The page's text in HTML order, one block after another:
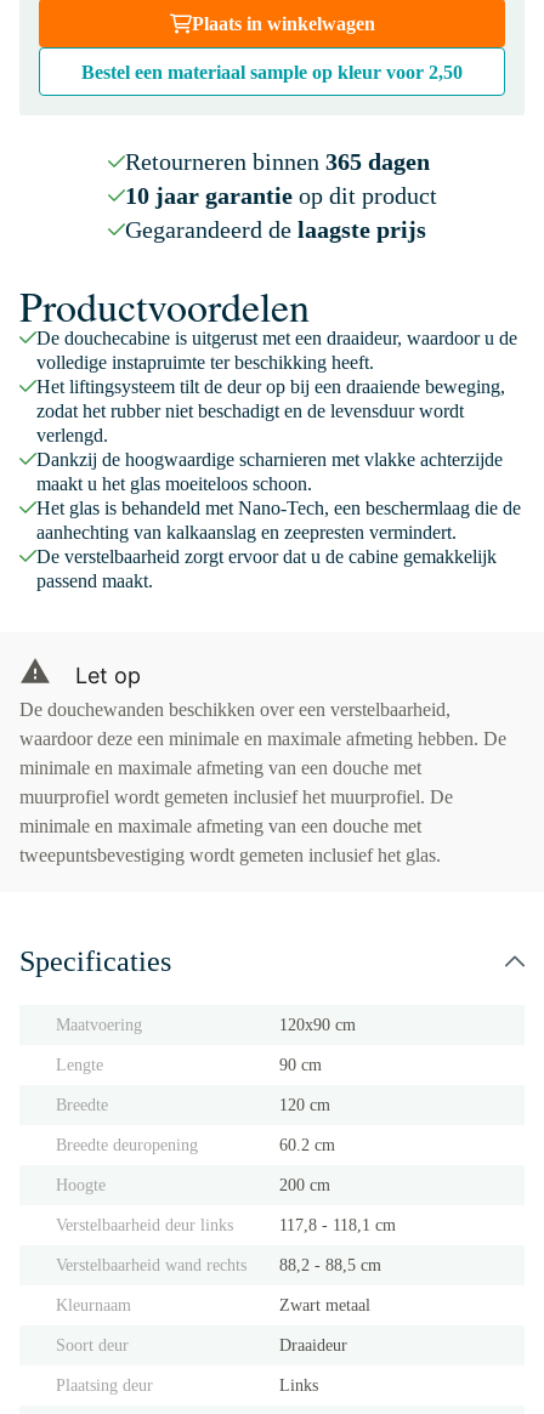
Plaats in winkelwagen
Bestel een materiaal sample op kleur voor 2,50
Retourneren binnen 365 dagen
10 jaar garantieop dit product
Gegarandeerd de laagste prijs
Productvoordelen
De douchecabine is uitgerust met een draaideur, waardoor u de
volledige instapruimte ter beschikking heeft.
Het liftingsysteem tilt de deur op bij een draaiende beweging,
zodat het rubber niet beschadigt en de levensduur wordt
verlengd.
Dankzij de hoogwaardige scharnieren met vlakke achterzijde
maakt u het glas moeiteloos schoon.
Het glas is behandeld met Nano-Tech, een beschermlaag die de
aanhechting van kalkaanslag en zeepresten vermindert.
De verstelbaarheid zorgt ervoor dat u de cabine gemakkelijk
passend maakt.
Let op
De douchewanden beschikken over een verstelbaarheid,
waardoor deze een minimale en maximale afmeting hebben. De
minimale en maximale afmeting van een douche met
muurprofiel wordt gemeten inclusief het muurprofiel. De
minimale en maximale afmeting van een douche met
tweepuntsbevestiging wordt gemeten inclusief het glas.
Specificaties
Maatvoering 120x90 cm
Lengte 90 cm
Breedte 120 cm
Breedte deuropening 60.2 cm
Hoogte 200 cm
Verstelbaarheid deur links 117,8 - 118,1 cm
Verstelbaarheid wand rechts 88,2 - 88,5 cm
Kleurnaam Zwart metaal
Soort deur Draaideur
Plaatsing deur Links